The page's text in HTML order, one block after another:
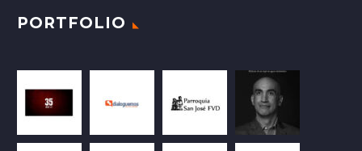
PORTFOLIO